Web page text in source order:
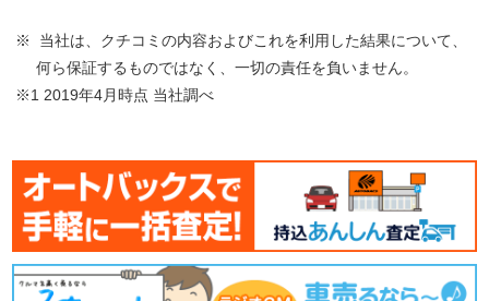
※ 当社は、クチコミの内容およびこれを利用した結果について、
何ら保証するものではなく、一切の責任を負いません。
※1 2019年4月時点 当社調べ